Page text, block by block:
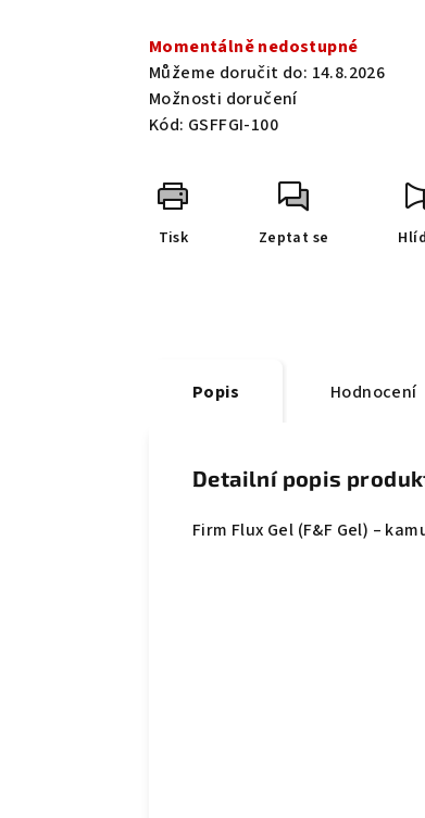
Momentálně nedostupné
Můžeme doručit do: 14.8.2026
Možnosti doručení
Kód: GSFFGI-100
Tisk Zeptat se
Popis Hodnocení
Detailní popis
Firm Flux Gel (F&F Gel) –